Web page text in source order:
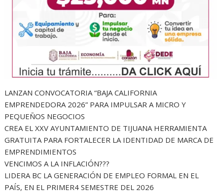
LANZAN CONVOCATORIA “BAJA CALIFORNIA
EMPRENDEDORA 2026” PARA IMPULSAR A MICRO Y
PEQUEÑOS NEGOCIOS
CREA EL XXV AYUNTAMIENTO DE TIJUANA HERRAMIENTA
GRATUITA PARA FORTALECER LA IDENTIDAD DE MARCA DE
EMPRENDIMIENTOS
VENCIMOS A LA INFLACIÓN???
LIDERA BC LA GENERACIÓN DE EMPLEO FORMAL EN EL
PAÍS, EN EL PRIMER4 SEMESTRE DEL 2026